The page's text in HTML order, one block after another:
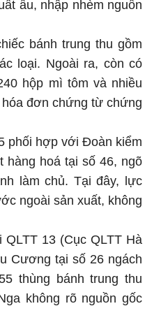
ẩu, nhập nhèm nguồn
bánh trung thu gồm
loại. Ngoài ra, còn có
hộp mì tôm và nhiều
đơn chứng từ chứng
phối hợp với Đoàn kiểm
hàng hoá tại số 46, ngõ
làm chủ. Tại đây, lực
ngoài sản xuất, không
13 (Cục QLTT Hà
Cương tại số 26 ngách
thùng bánh trung thu
không rõ nguồn gốc